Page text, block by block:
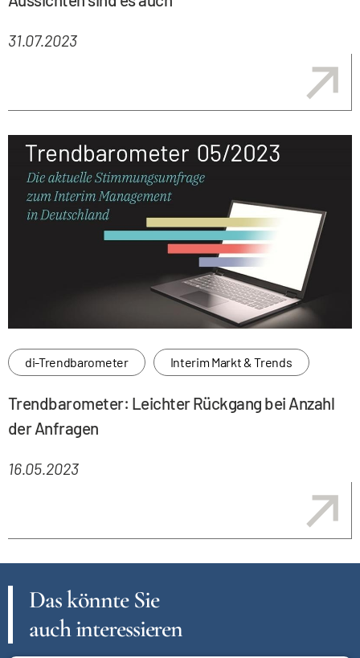
31.07.2023
di-Trendbarometer Interim Markt & Trends
Trendbarometer: Leichter Rückgang bei Anzahl
der Anfragen
16.05.2023
Das könnte Sie
auch interessieren